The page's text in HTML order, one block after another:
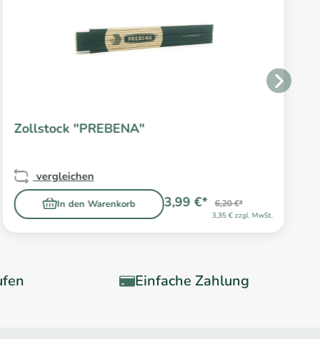
Zollstock "PREBENA"
In den Warenkorb
vergleichen
3,35 € zzgl. MwSt.
3,99 €* 6,20 €*
Einfache Zahlung